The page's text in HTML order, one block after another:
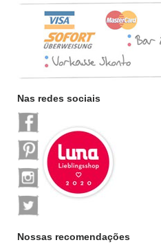
Nas redes sociais
Nossas recomendações